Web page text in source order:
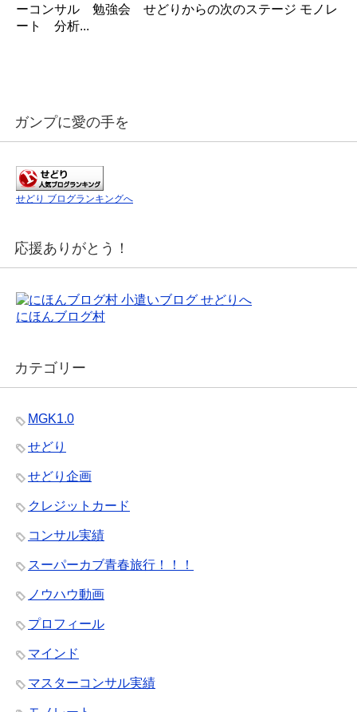
ーコンサル 勉強会 せどりからの次のステージ モノレ
ート 分析...
ガンプに愛の手を
せどり ブログランキングへ
応援ありがとう！
にほんブログ村
カテゴリー
MGK1.0
せどり
せどり企画
クレジットカード
コンサル実績
スーパーカブ青春旅行！！！
ノウハウ動画
プロフィール
マインド
マスターコンサル実績